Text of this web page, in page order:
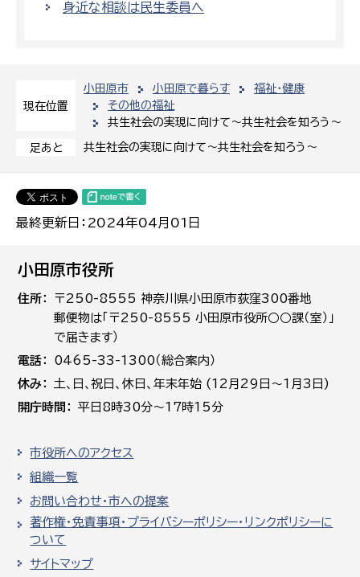
現在位置
小田原市 小田原で暮らす
福祉・健康
その他の福祉
共生社会の実現に向けて～共生社会を知ろう～
足あと 共生社会の実現に向けて～共生社会を知ろう～
最終更新日：2024年04月01日
身近な相談は民生委員へ
小田原市役所
住所
〒250-8555 神奈川県小田原市荻窪300番地
郵便物は「〒250-8555 小田原市役所○○課（室）」
で届きます）
電話
0465-33-1300（総合案内）
休み
土､日､祝日、休日、年末年始 (12月29日～1月3日)
開庁時間
平日8時30分～17時15分
市役所へのアクセス
組織一覧
お問い合わせ・市への提案
著作権・免責事項・プライバシーポリシー・リンクポリシーに
ついて
サイトマップ